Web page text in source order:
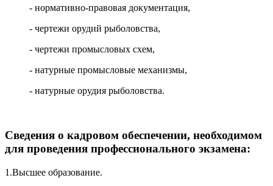
- нормативно-правовая документация,
- чертежи орудий рыболовства,
- чертежи промысловых схем,
- натурные промысловые механизмы,
- натурные орудия рыболовства.
Сведения о кадровом обеспечении, необходимом
для проведения профессионального экзамена:
1.Высшее образование.